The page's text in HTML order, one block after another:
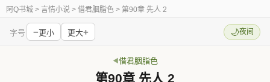
阿Q书城 > 言情小说 > 借君胭脂色 > 第90章 先人 2
字号 −更小 更大+ 🌙夜间
借君胭脂色
第90章 先人 2